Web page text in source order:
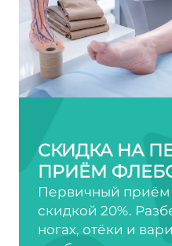
СКИДКА НА
ПРИЁМ
Первичный приём
скидкой 20%.
ногах, отёки и